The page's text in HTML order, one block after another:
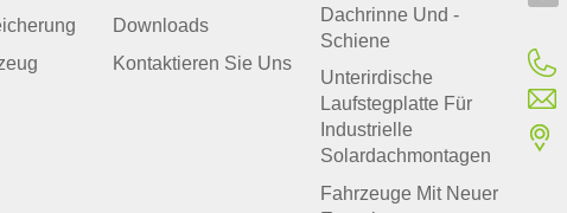
Downloads
Kontaktieren Sie Uns
Dachrinne Und -
Schiene
Unterirdische
Laufstegplatte Für
Industrielle
Solardachmontagen
Fahrzeuge Mit Neuer